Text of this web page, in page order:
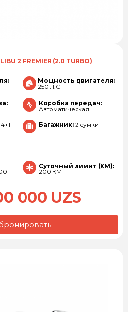
2 PREMIER (2.0 TURBO)
Мощность двигателя:
250 Л.С
Коробка передач:
Автоматическая
4+1 Багажник:2 сумки
Суточный лимит (КМ):
200 КМ
000 UZS